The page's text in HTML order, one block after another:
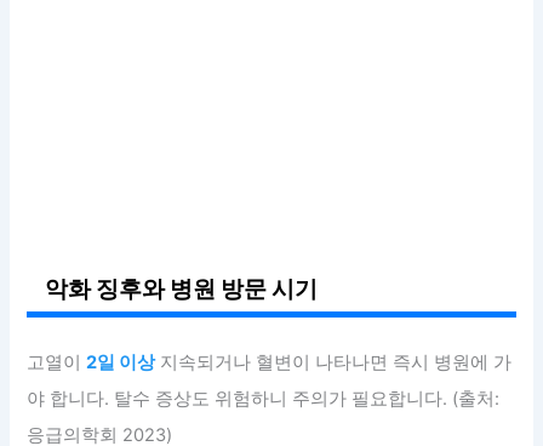
악화 징후와 병원 방문 시기
고열이2일 이상지속되거나 혈변이 나타나면 즉시 병원에 가
야 합니다. 탈수 증상도 위험하니 주의가 필요합니다. (출처:
응급의학회 2023)